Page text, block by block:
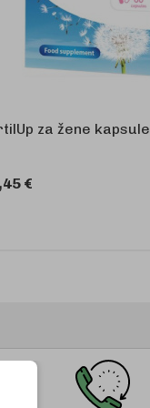
za žene kapsule
€